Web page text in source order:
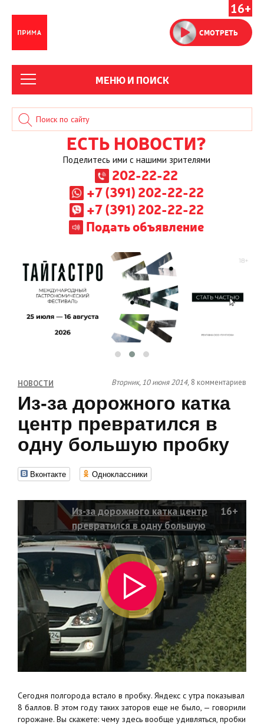
16+
СМОТРЕТЬ
МЕНЮ И ПОИСК
ЕСТЬ НОВОСТИ?
Поделитесь ими с нашими зрителями
202-22-22
+7 (391) 202-22-22
+7 (391) 202-22-22
Подать объявление
НОВОСТИ Вторник, 10 июня 2014, 8 комментариев
Из-за дорожного катка
центр превратился в
одну большую пробку
Вконтакте Одноклассники
Из-за дорожного катка центр
превратился в одну большую
пробку
16+
Сегодня полгорода встало в пробку. Яндекс с утра показывал
8 баллов. В этом году таких заторов еще не было, — говорили
горожане. Вы скажете: чему здесь вообще удивляться, пробки